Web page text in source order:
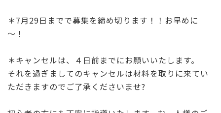
＊7月29日までで募集を締め切ります！！お早めに
～！
＊キャンセルは、４日前までにお願いいたします。
それを過ぎましてのキャンセルは材料を取りに来てい
ただきますのでご了承くださいませ?